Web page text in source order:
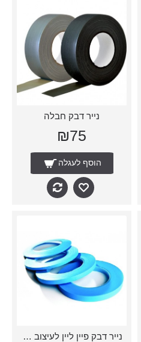
נייר דבק חבלה
₪75
הוסף לעגלה
נייר דבק פיין ליין לעיצוב 6 ממ